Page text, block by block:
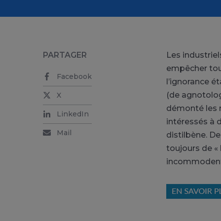
Les
empêcher
l’ignorance
(de
démonté les
intéressés à
distilbène.
toujours de «
PARTAGER
Facebook
X
LinkedIn
Mail